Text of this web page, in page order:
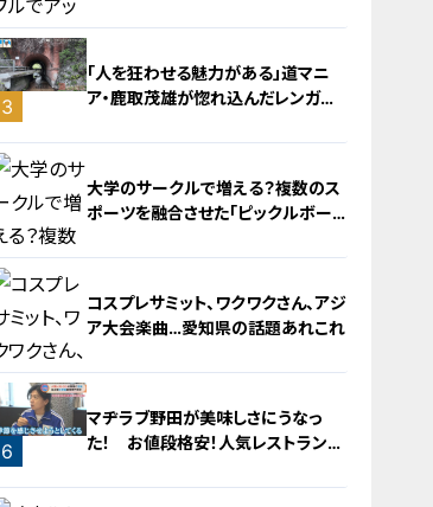
2
3
「人を狂わせる魅力がある」道マニ
ア・鹿取茂雄が惚れ込んだレンガの
4
大学のサークルで増える？複数のス
ポーツを融合させた「ピックルボー
コスプレサミット、ワクワクさん、アジ
ア大会楽曲…愛知県の話題あれこれ
6
マヂラブ野田が美味しさにうなっ
た！ お値段格安！人気レストランを
門学校』の生徒たち